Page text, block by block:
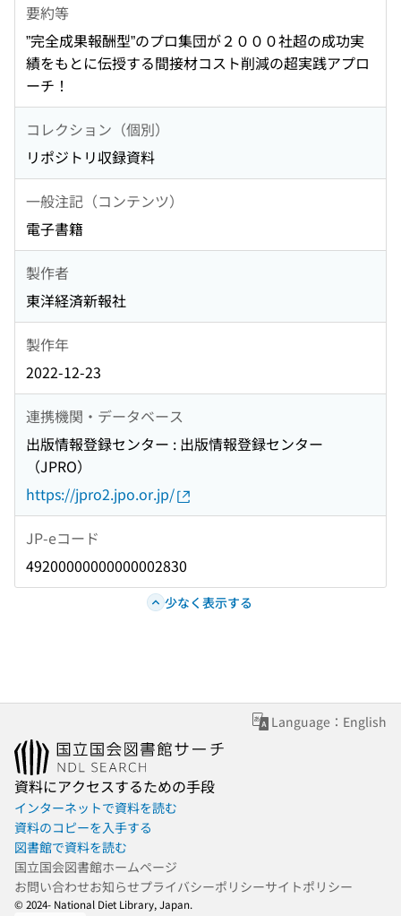
要約等
”完全成果報酬型”のプロ集団が２０００社超の成功実
績をもとに伝授する間接材コスト削減の超実践アプロ
ーチ！
コレクション（個別）
リポジトリ収録資料
一般注記（コンテンツ）
電子書籍
製作者
東洋経済新報社
製作年
2022-12-23
連携機関・データベース
出版情報登録センター : 出版情報登録センター
（JPRO）
https://jpro2.jpo.or.jp/
JP-eコード
49200000000000002830
少なく表示する
Language：English
資料にアクセスするための手段
インターネットで資料を読む
資料のコピーを入手する
図書館で資料を読む
国立国会図書館ホームページ
お問い合わせお知らせプライバシーポリシーサイトポリシー
© 2024- National Diet Library, Japan.